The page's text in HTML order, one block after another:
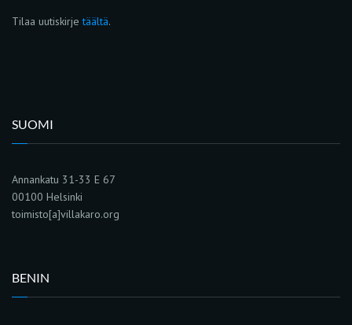
Tilaa uutiskirjetäältä.
SUOMI
Annankatu 31-33 E 67
00100 Helsinki
toimisto[a]villakaro.org
BENIN